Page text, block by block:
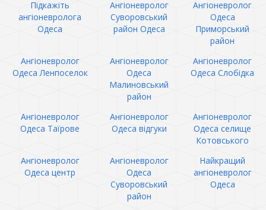
Підкажіть
ангіоневролога
Одеса
Ангіоневролог
Суворовський
район Одеса
Ангіоневролог
Одеса
Приморський
район
Ангіоневролог
Одеса Ленпоселок
Ангіоневролог
Одеса
Малиновський
район
Ангіоневролог
Одеса Слобідка
Ангіоневролог
Одеса Таїрове
Ангіоневролог
Одеса відгуки
Ангіоневролог
Одеса селище
Котовського
Ангіоневролог
Одеса центр
Ангіоневролог
Одеса
Суворовський
район
Найкращий
ангіоневролог
Одеса